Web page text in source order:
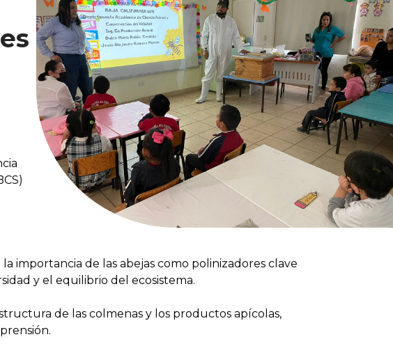
importancia de las abejas como polinizadores clave
y el equilibrio del ecosistema.
de las colmenas y los productos apícolas,